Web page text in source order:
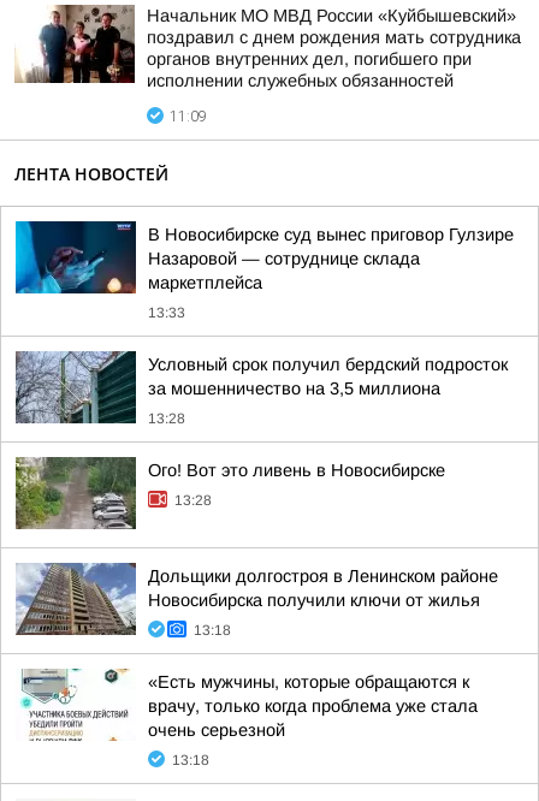
Начальник МО МВД России «Куйбышевский»
поздравил с днем рождения мать сотрудника
органов внутренних дел, погибшего при
исполнении служебных обязанностей
11:09
ЛЕНТА НОВОСТЕЙ
В Новосибирске суд вынес приговор Гулзире
Назаровой — сотруднице склада
маркетплейса
13:33
Условный срок получил бердский подросток
за мошенничество на 3,5 миллиона
13:28
Ого! Вот это ливень в Новосибирске
13:28
Дольщики долгостроя в Ленинском районе
Новосибирска получили ключи от жилья
13:18
«Есть мужчины, которые обращаются к
врачу, только когда проблема уже стала
очень серьезной
13:18